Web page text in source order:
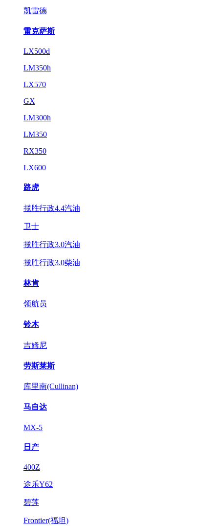
凯雷德
雷克萨斯
LX500d
LM350h
LX570
GX
LM300h
LM350
RX350
LX600
路虎
揽胜行政4.4汽油
卫士
揽胜行政3.0汽油
揽胜行政3.0柴油
林肯
领航员
铃木
吉姆尼
劳斯莱斯
库里南(Cullinan)
马自达
MX-5
日产
400Z
途乐Y62
碧莲
Frontier(福坦)